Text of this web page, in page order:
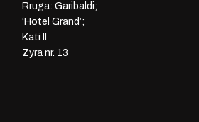
Rruga: Garibaldi;
‘Hotel Grand’;
Kati II
Zyra nr. 13